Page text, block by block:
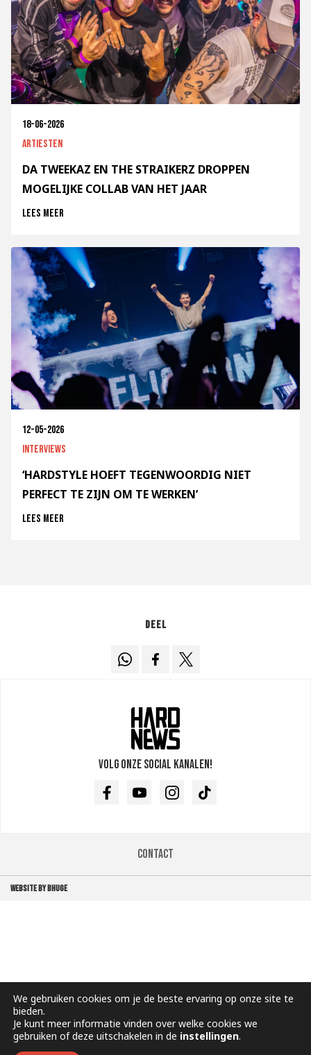
18-06-2026
Artiesten
DA TWEEKAZ EN THE STRAIKERZ DROPPEN
MOGELIJKE COLLAB VAN HET JAAR
Lees meer
12-05-2026
Interviews
‘HARDSTYLE HOEFT TEGENWOORDIG NIET
PERFECT TE ZIJN OM TE WERKEN’
Lees meer
Deel
Volg onze social kanalen!
FacebookYoutubeInstagramTikTok
Contact
WEBSITE BY BHUGE
We gebruiken cookies om je de beste ervaring op onze site te
bieden.
Je kunt meer informatie vinden over welke cookies we
gebruiken of deze uitschakelen in de instellingen.